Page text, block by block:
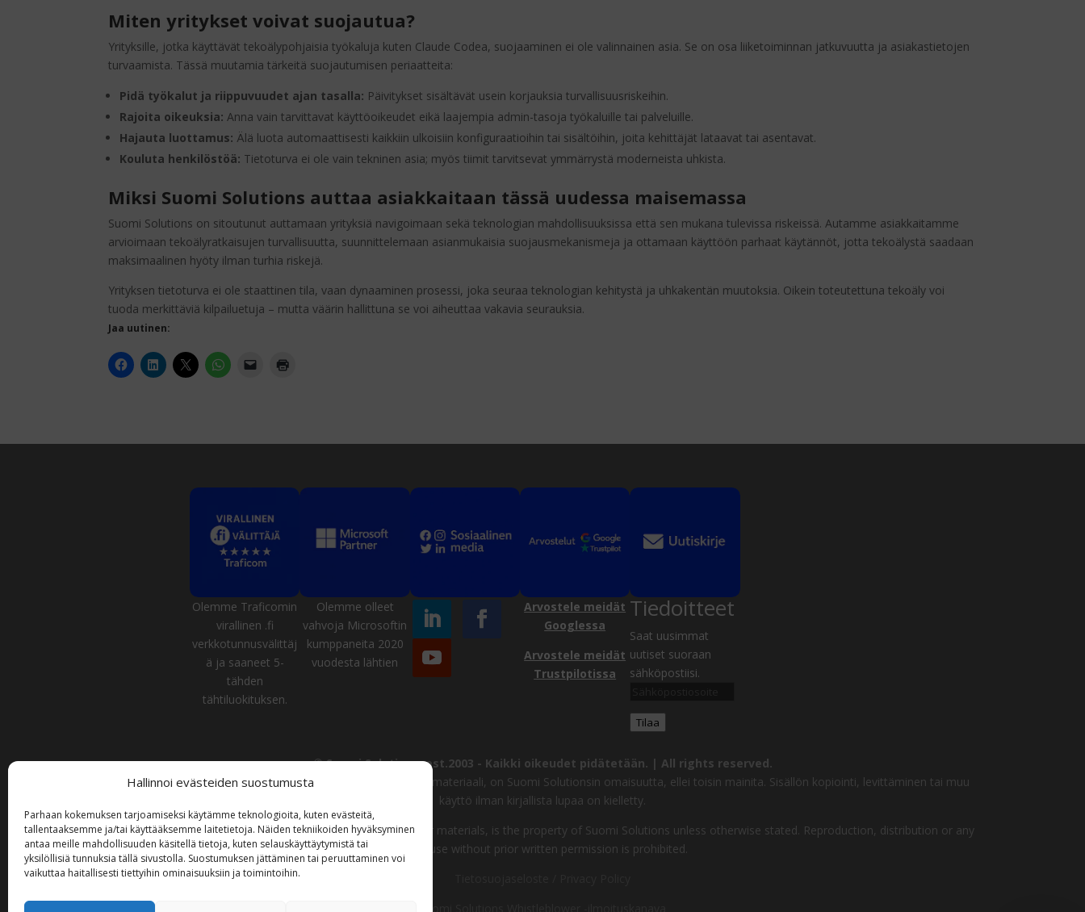
Hallinnoi evästeiden suostumusta
Parhaan kokemuksen tarjoamiseksi käytämme teknologioita, kuten evästeitä,
tallentaaksemme ja/tai käyttääksemme laitetietoja. Näiden tekniikoiden hyväksyminen
antaa meille mahdollisuuden käsitellä tietoja, kuten selauskäyttäytymistä tai
yksilöllisiä tunnuksia tällä sivustolla. Suostumuksen jättäminen tai peruuttaminen voi
vaikuttaa haitallisesti tiettyihin ominaisuuksiin ja toimintoihin.
Miten yritykset voivat suojautua?
Yrityksille, jotka käyttävät tekoälypohjaisia työkaluja kuten Claude Codea, suojaaminen ei ole valinnainen asia. Se on osa liiketoiminnan jatkuvuutta ja asiakastietojen
turvaamista. Tässä muutamia tärkeitä suojautumisen periaatteita:
Pidä työkalut ja riippuvuudet ajan tasalla: Päivitykset sisältävät usein korjauksia turvallisuusriskeihin.
Rajoita oikeuksia: Anna vain tarvittavat käyttöoikeudet eikä laajempia admin-tasoja työkaluille tai palveluille.
Hajauta luottamus: Älä luota automaattisesti kaikkiin ulkoisiin konfiguraatioihin tai sisältöihin, joita kehittäjät lataavat tai asentavat.
Kouluta henkilöstöä: Tietoturva ei ole vain tekninen asia; myös tiimit tarvitsevat ymmärrystä moderneista uhkista.
Miksi Suomi Solutions auttaa asiakkaitaan tässä uudessa maisemassa
Suomi Solutions on sitoutunut auttamaan yrityksiä navigoimaan sekä teknologian mahdollisuuksissa että sen mukana tulevissa riskeissä. Autamme asiakkaitamme
arvioimaan tekoälyratkaisujen turvallisuutta, suunnittelemaan asianmukaisia suojausmekanismeja ja ottamaan käyttöön parhaat käytännöt, jotta tekoälystä saadaan
maksimaalinen hyöty ilman turhia riskejä.
Yrityksen tietoturva ei ole staattinen tila, vaan dynaaminen prosessi, joka seuraa teknologian kehitystä ja uhkakentän muutoksia. Oikein toteutettuna tekoäly voi
tuoda merkittäviä kilpailuetuja – mutta väärin hallittuna se voi aiheuttaa vakavia seurauksia.
Jaa uutinen:
Olemme Traficomin
virallinen .fi
verkkotunnusvälittäj
ä ja saaneet 5-
tähden
tähtiluokituksen.
Olemme olleet
vahvoja Microsoftin
kumppaneita 2020
vuodesta lähtien
Arvostele meidät
Googlessa
Arvostele meidät
Trustpilotissa
Tiedoitteet
Saat uusimmat
uutiset suoraan
sähköpostiisi.
Tilaa
© Suomi Solutions, est.2003 - Kaikki oikeudet pidätetään. | All rights reserved.
Tämän sivuston sisältö, mukaan lukien tekstit, kuvat ja muu materiaali, on Suomi Solutionsin omaisuutta, ellei toisin mainita. Sisällön kopiointi, levittäminen tai muu
käyttö ilman kirjallista lupaa on kielletty.
The content of this website, including texts, images and other materials, is the property of Suomi Solutions unless otherwise stated. Reproduction, distribution or any
other use without prior written permission is prohibited.